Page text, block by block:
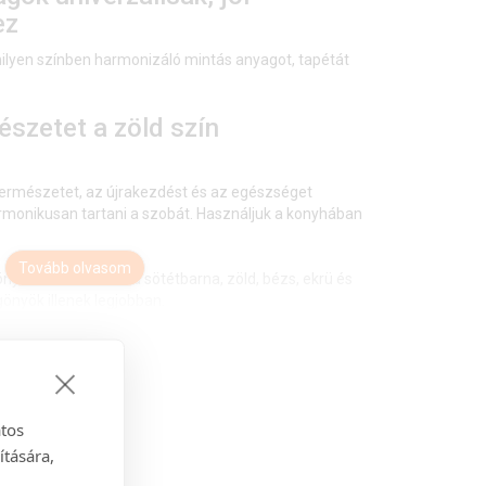
színben harmonizáló mintás anyagot, tapétát
a zöld szín
az újrakezdést és az egészséget
tartani a szobát. Használjuk a konyhában
általában a sötétbarna, zöld, bézs, ekrü és
könnyedségről. Anyaga diszkréten simul
hangulatát. Ideális választás, ha olyan textilt
a meglévő bútorokhoz és kiegészítőkhöz.
Tovább olvasom